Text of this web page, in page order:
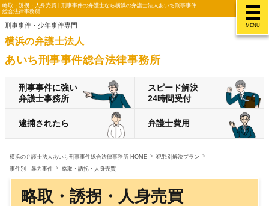
MENU
略取・誘拐・人身売買 | 刑事事件の弁護士なら横浜の弁護士法人あいち刑事事件
総合法律事務所
刑事事件・少年事件専門
横浜の弁護士法人
あいち刑事事件総合法律事務所
刑事事件に強い
弁護士事務所
スピード解決
24時間受付
逮捕されたら 弁護士費用
横浜の弁護士法人あいち刑事事件総合法律事務所 HOME
犯罪別解決プラン
事件別－暴力事件
略取・誘拐・人身売買
略取・誘拐・人身売買